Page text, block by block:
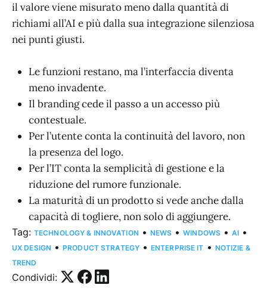
il valore viene misurato meno dalla quantità di
richiami all’AI e più dalla sua integrazione silenziosa
nei punti giusti.
Le funzioni restano, ma l’interfaccia diventa
meno invadente.
Il branding cede il passo a un accesso più
contestuale.
Per l’utente conta la continuità del lavoro, non
la presenza del logo.
Per l’IT conta la semplicità di gestione e la
riduzione del rumore funzionale.
La maturità di un prodotto si vede anche dalla
capacità di togliere, non solo di aggiungere.
Tag: TECHNOLOGY & INNOVATION • NEWS • WINDOWS • AI •
UX DESIGN • PRODUCT STRATEGY • ENTERPRISE IT • NOTIZIE &
TREND
Condividi: